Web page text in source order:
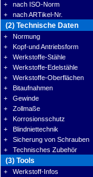
+ nach ISO-Norm
+ nach ARTikel-Nr.
(2) Technische Daten
+ Normung
+ Kopf-und Antriebsform
+ Werkstoffe-Stähle
+ Werkstoffe-Edelstähle
+ Werkstoffe-Oberflächen
+ Bitaufnahmen
+ Gewinde
+ Zollmaße
+ Korrosionsschutz
+ Blindniettechnik
+ Sicherung von Schrauben
+ Technisches Zubehör
(3) Tools
+ Werkstoff-Infos